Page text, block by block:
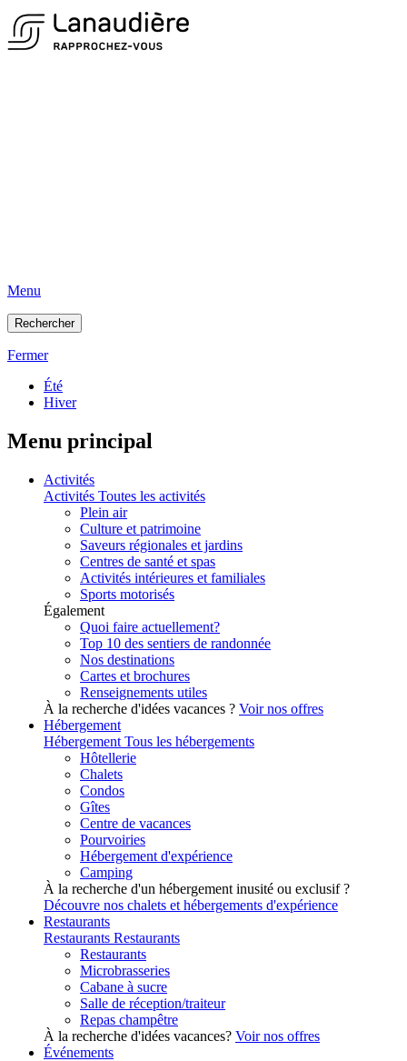
Menu
Rechercher
Fermer
Été
Hiver
Menu principal
Activités
Activités Toutes les activités
Plein air
Culture et patrimoine
Saveurs régionales et jardins
Centres de santé et spas
Activités intérieures et familiales
Sports motorisés
Également
Quoi faire actuellement?
Top 10 des sentiers de randonnée
Nos destinations
Cartes et brochures
Renseignements utiles
À la recherche d'idées vacances ? Voir nos offres
Hébergement
Hébergement Tous les hébergements
Hôtellerie
Chalets
Condos
Gîtes
Centre de vacances
Pourvoiries
Hébergement d'expérience
Camping
À la recherche d'un hébergement inusité ou exclusif ?
Découvre nos chalets et hébergements d'expérience
Restaurants
Restaurants Restaurants
Restaurants
Microbrasseries
Cabane à sucre
Salle de réception/traiteur
Repas champêtre
À la recherche d'idées vacances? Voir nos offres
Événements